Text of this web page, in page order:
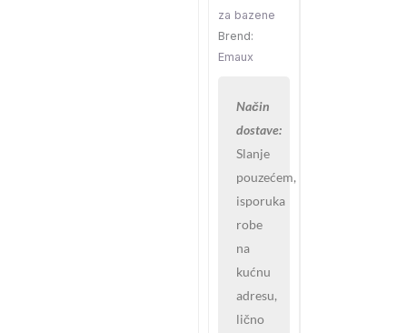
za bazene
Brend:
Emaux
Način
dostave:
Slanje
pouzećem,
isporuka
robe
na
kućnu
adresu,
lično